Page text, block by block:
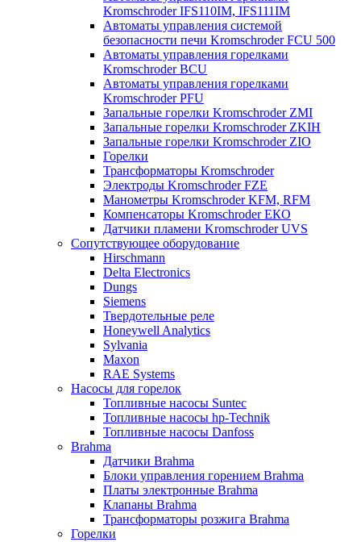
Kromschroder IFS110IM, IFS111IM
Автоматы управления системой
безопасности печи Kromschroder FCU 500
Автоматы управления горелками
Kromschroder BCU
Автоматы управления горелками
Kromschroder PFU
Запальные горелки Kromschroder ZМI
Запальные горелки Kromschroder ZKIH
Запальные горелки Kromschroder ZIO
Горелки
Трансформаторы Kromschroder
Электроды Kromschroder FZE
Манометры Kromschroder KFM, RFM
Компенсаторы Kromschroder ЕКО
Датчики пламени Kromschroder UVS
Сопутствующее оборудование
Hirschmann
Delta Electronics
Dungs
Siemens
Твердотельные реле
Honeywell Analytics
Sylvania
Maxon
RAE Systems
Насосы для горелок
Топливные насосы Suntec
Топливные насосы hp-Technik
Топливные насосы Danfoss
Brahma
Датчики Brahma
Блоки управления горением Brahma
Платы электронные Brahma
Клапаны Brahma
Трансформаторы розжига Brahma
Горелки